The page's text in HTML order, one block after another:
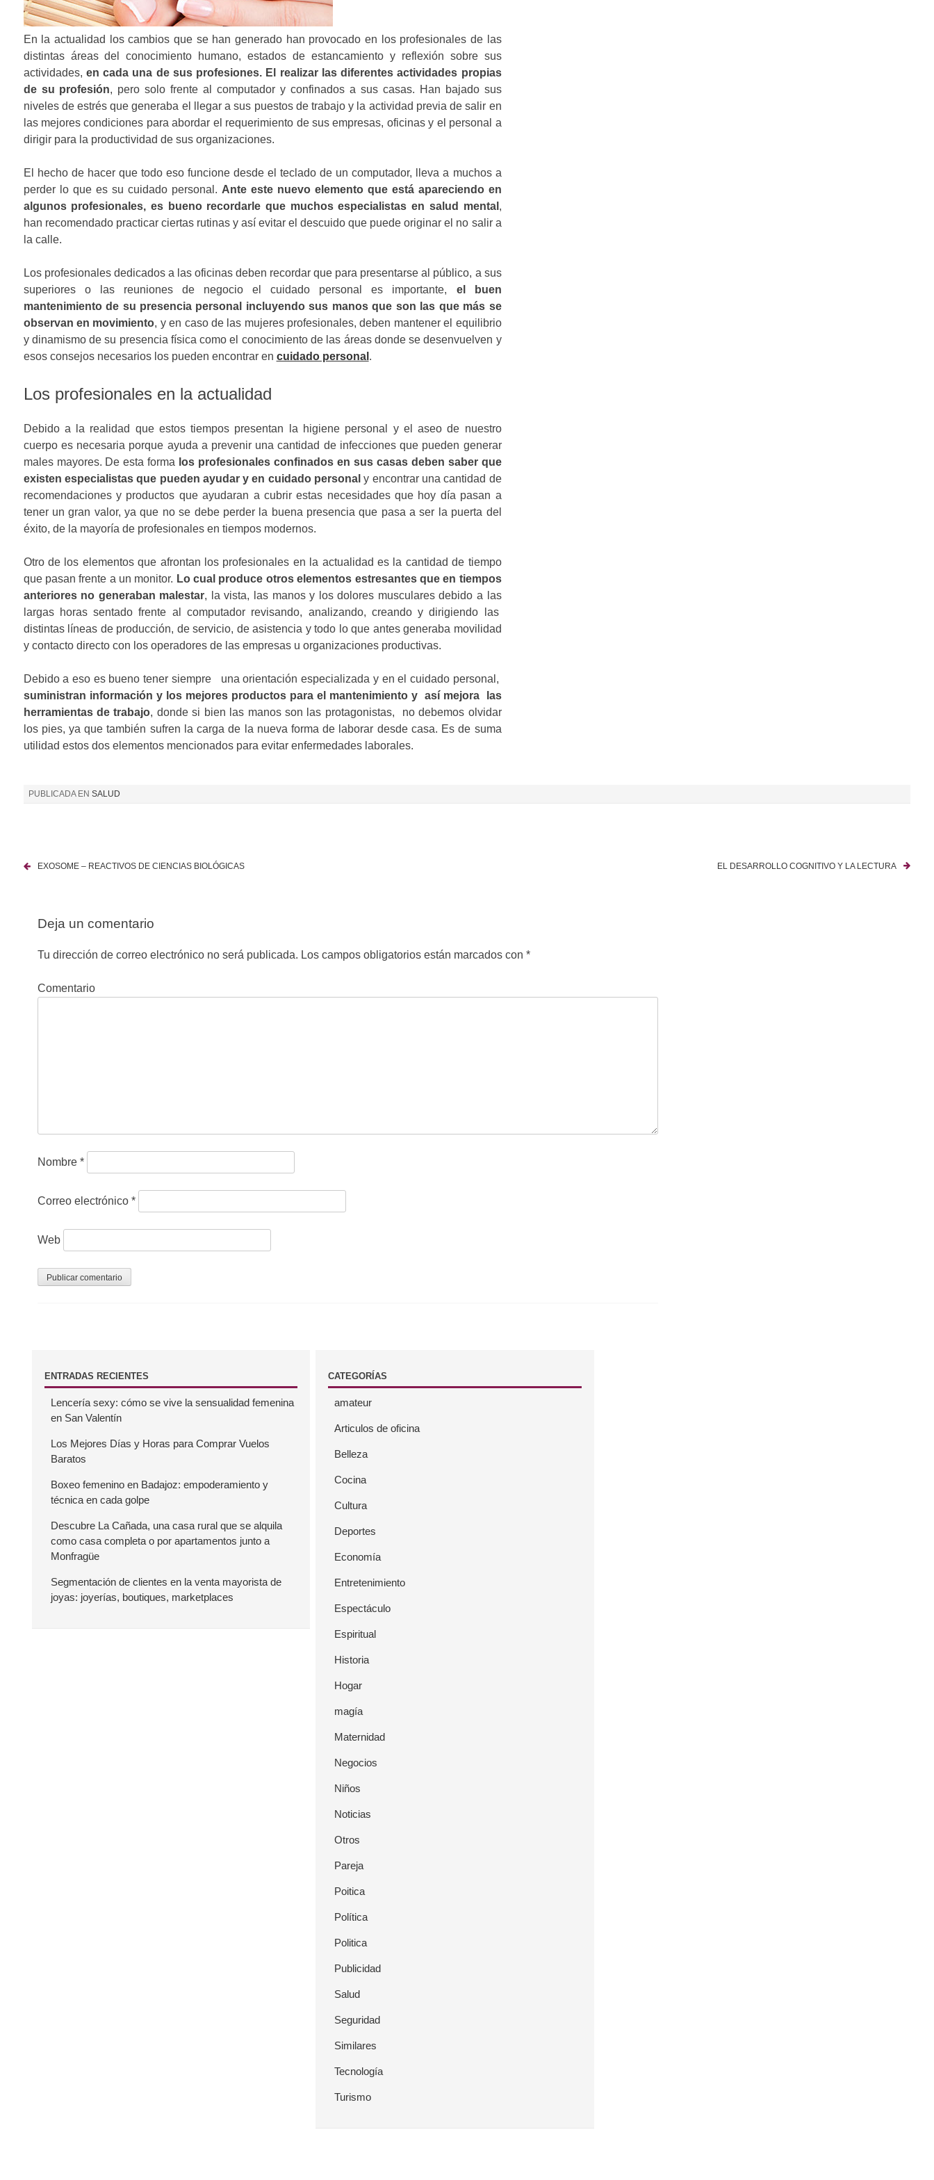
n
d
e
e
n
t
r
a
d
a
s
En la actualidad los cambios que se han generado han provocado en los profesionales de las
distintas áreas del conocimiento humano, estados de estancamiento y reflexión sobre sus
actividades, en cada una de sus profesiones. El realizar las diferentes actividades propias
de su profesión, pero solo frente al computador y confinados a sus casas. Han bajado sus
niveles de estrés que generaba el llegar a sus puestos de trabajo y la actividad previa de salir en
las mejores condiciones para abordar el requerimiento de sus empresas, oficinas y el personal a
dirigir para la productividad de sus organizaciones.
El hecho de hacer que todo eso funcione desde el teclado de un computador, lleva a muchos a
perder lo que es su cuidado personal. Ante este nuevo elemento que está apareciendo en
algunos profesionales, es bueno recordarle que muchos especialistas en salud mental ,
han recomendado practicar ciertas rutinas y así evitar el descuido que puede originar el no salir a
la calle.
Los profesionales dedicados a las oficinas deben recordar que para presentarse al público, a sus
superiores o las reuniones de negocio el cuidado personal es importante, el buen
mantenimiento de su presencia personal incluyendo sus manos que son las que más se
observan en movimiento, y en caso de las mujeres profesionales, deben mantener el equilibrio
y dinamismo de su presencia física como el conocimiento de las áreas donde se desenvuelven y
esos consejos necesarios los pueden encontrar en cuidado personal .
Los profesionales en la actualidad
Debido a la realidad que estos tiempos presentan la higiene personal y el aseo de nuestro
cuerpo es necesaria porque ayuda a prevenir una cantidad de infecciones que pueden generar
males mayores. De esta forma los profesionales confinados en sus casas deben saber que
existen especialistas que pueden ayudar y en cuidado personal y encontrar una cantidad de
recomendaciones y productos que ayudaran a cubrir estas necesidades que hoy día pasan a
tener un gran valor, ya que no se debe perder la buena presencia que pasa a ser la puerta del
éxito, de la mayoría de profesionales en tiempos modernos.
Otro de los elementos que afrontan los profesionales en la actualidad es la cantidad de tiempo
que pasan frente a un monitor. Lo cual produce otros elementos estresantes que en tiempos
anteriores no generaban malestar, la vista, las manos y los dolores musculares debido a las
largas horas sentado frente al computador revisando, analizando, creando y dirigiendo las
distintas líneas de producción, de servicio, de asistencia y todo lo que antes generaba movilidad
y contacto directo con los operadores de las empresas u organizaciones productivas.
Debido a eso es bueno tener siempre una orientación especializada y en el cuidado personal,
suministran información y los mejores productos para el mantenimiento y así mejora las
herramientas de trabajo, donde si bien las manos son las protagonistas, no debemos olvidar
los pies, ya que también sufren la carga de la nueva forma de laborar desde casa. Es de suma
utilidad estos dos elementos mencionados para evitar enfermedades laborales.
PUBLICADA EN SALUD
EXOSOME – REACTIVOS DE CIENCIAS BIOLÓGICAS EL DESARROLLO COGNITIVO Y LA LECTURA
Deja un comentario
Tu dirección de correo electrónico no será publicada. Los campos obligatorios están marcados con *
Comentario
Nombre *
Correo electrónico *
Web
BENTRADAS RECIENTES
Lencería sexy: cómo se vive la sensualidad femenina
en San Valentín
Los Mejores Días y Horas para Comprar Vuelos
Baratos
Boxeo femenino en Badajoz: empoderamiento y
técnica en cada golpe
Descubre La Cañada, una casa rural que se alquila
como casa completa o por apartamentos junto a
Monfragüe
Segmentación de clientes en la venta mayorista de
joyas: joyerías, boutiques, marketplaces
CATEGORÍAS
amateur
Articulos de oficina
Belleza
Cocina
Cultura
Deportes
Economía
Entretenimiento
Espectáculo
Espiritual
Historia
Hogar
magía
Maternidad
Negocios
Niños
Noticias
Otros
Pareja
Poitica
Política
Politica
Publicidad
Salud
Seguridad
Similares
Tecnología
Turismo